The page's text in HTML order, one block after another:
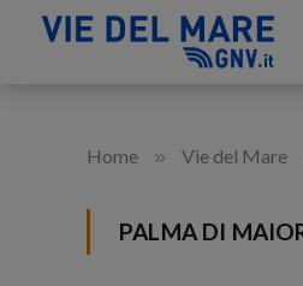
Home » Vie del Mare
PALMA DI